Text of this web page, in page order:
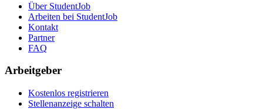
Über StudentJob
Arbeiten bei StudentJob
Kontakt
Partner
FAQ
Arbeitgeber
Kostenlos registrieren
Stellenanzeige schalten